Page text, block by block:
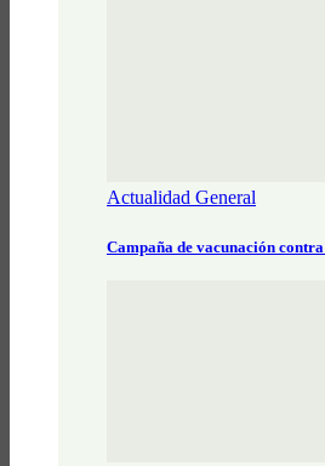
Actualidad General
Campaña de vacunación